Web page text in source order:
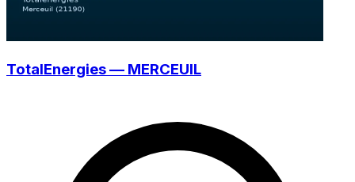
TotalEnergies — MERCEUIL